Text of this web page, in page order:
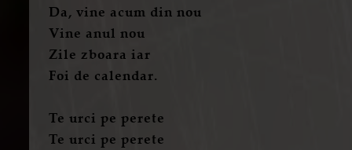
Da, vine acum din nou
Vine anul nou
Zile zboara iar
Foi de calendar.
Te urci pe perete
Te urci pe perete